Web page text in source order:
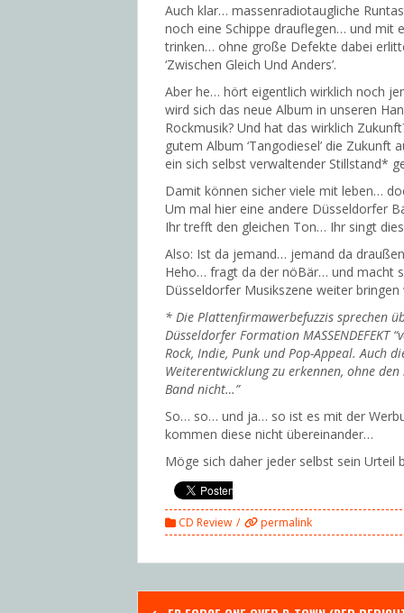
Auch klar… massenradiotaugliche
noch eine Schippe drauflegen… und mit
trinken… ohne große Defekte dabei
‘Zwischen Gleich Und Anders’.
Aber he… hört eigentlich wirklich noch
wird sich das neue Album in unseren
Rockmusik? Und hat das wirklich
gutem Album ‘Tangodiesel’ die
ein sich selbst verwaltender Stillstand*
Damit können sicher viele mit leben…
Um mal hier eine andere Düsseldorfer
Ihr trefft den gleichen Ton… Ihr singt
Also: Ist da jemand… jemand da
Heho… fragt da der nöBär… und macht
Düsseldorfer Musikszene weiter bringen
* Die Plattenfirmawerbefuzzis sprechen
Düsseldorfer Formation
Rock, Indie, Punk und Pop-Appeal. Auch
Weiterentwicklung zu erkennen, ohne
Band nicht…”
So… so… und ja… so ist es mit der
kommen diese nicht übereinander…
Möge sich daher jeder selbst sein Urteil
CD Review permalink